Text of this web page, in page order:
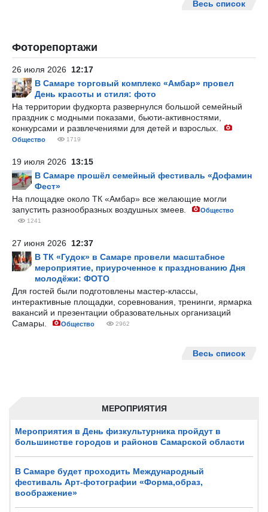
МЕРОПРИЯТИЯ
Мероприятия в День физкультурника пройдут в
большинстве городов и районов Самарской области
В Самаре будет проходить Международный
фестиваль Арт-фотографии «Форма,образ,
воображение»
Весь список
Фоторепортажи
26 июля 2026 12:17
В Самаре торговый комплекс «Амбар» провел
День красоты и стиля: фото
На территории фудкорта развернулся большой семейный
праздник с модными показами, бьюти-активностями,
конкурсами и развлечениями для детей и взрослых.
Общество 1719
19 июля 2026 13:15
В Самаре прошёл семейный фестиваль «Дофамин
Фест»
На площадке около ТК «Амбар» все желающие могли
запустить разнообразных воздушных змеев.
Общество
1241
27 июня 2026 12:37
В ТК «Гудок» в Самаре провели масштабное
мероприятие, приуроченное к празднованию Дня
молодёжи: ФОТО
Для гостей были подготовлены мастер-классы,
интерактивные площадки, соревнования, тренинги, ярмарка
вакансий и презентации образовательных организаций
Самары.
Общество 2962
Весь список